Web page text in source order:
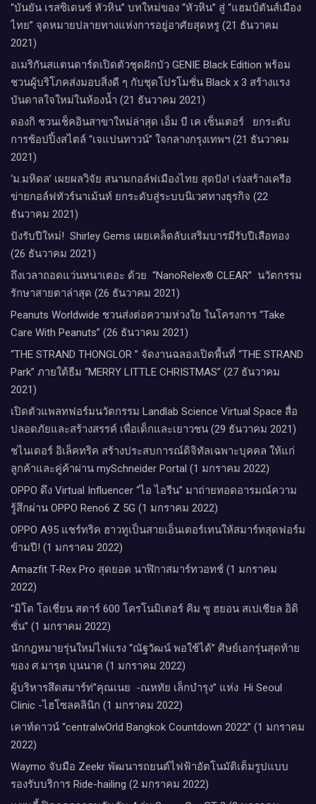
“บันยัน เรสซิเดนซ์ หัวหิน” บทใหม่ของ “หัวหิน” สู่ “แฮมป์ตันส์เมือง
ไทย” จุดหมายปลายทางแห่งการอยู่อาศัยสุดหรู (21 ธันวาคม
2021)
อเมริกันสแตนดาร์ดเปิดตัวชุดฝักบัว GENIE Black Edition พร้อม
ชวนผู้บริโภคส่งมอบสิ่งดี ๆ กับชุดโปรโมชั่น Black x 3 สร้างแรง
บันดาลใจใหม่ในห้องน้ำ (21 ธันวาคม 2021)
ดองกิ ชวนเช็คอินสาขาใหม่ล่าสุด เอ็ม บี เค เซ็นเตอร์ ยกระดับ
การช้อปปิ้งสไตล์ “เจแปนทาวน์” ใจกลางกรุงเทพฯ (21 ธันวาคม
2021)
‘ม.มหิดล’ เผยผลวิจัย สนามกอล์ฟเมืองไทย สุดปัง! เร่งสร้างเครือ
ข่ายกอล์ฟทัวร์นาเม้นท์ ยกระดับสู่ระบบนิเวศทางธุรกิจ (22
ธันวาคม 2021)
ปังรับปีใหม่​! ​ Shirley Gems เผยเคล็ดลับ​เสริมบารมีรับปีเสือทอง
(26 ธันวาคม 2021)
ถึงเวลาถอดแว่นหนาเตอะ ด้วย “NanoRelex® CLEAR” นวัตกรรม
รักษาสายตาล่าสุด (26 ธันวาคม 2021)
Peanuts Worldwide ชวนส่งต่อความห่วงใย​ ​ในโครงการ “Take
Care With Peanuts” (26 ธันวาคม 2021)
“THE STRAND THONGLOR ” จัดงานฉลองเปิดพื้นที่ “THE STRAND
Park” ภายใต้ธีม “MERRY LITTLE CHRISTMAS” (27 ธันวาคม
2021)
เปิดตัวแพลทฟอร์มนวัตกรรม Landlab Science Virtual Space สื่อ
ปลอดภัยและสร้างสรรค์ เพื่อเด็กและเยาวชน (29 ธันวาคม 2021)
ชไนเดอร์ อิเล็คทริค สร้างประสบการณ์ดิจิทัลเฉพาะบุคคล ให้แก่
ลูกค้าและคู่ค้าผ่าน mySchneider Portal (1 มกราคม 2022)
OPPO ดึง Virtual Influencer “ไอ ไอรีน” มาถ่ายทอดอารมณ์ความ
รู้สึกผ่าน OPPO Reno6 Z 5G (1 มกราคม 2022)
OPPO A95 แชร์ทริค ฮาวทูเป็นสายเอ็นเตอร์เทนให้สมาร์ทสุดฟอร์ม
ข้ามปี! (1 มกราคม 2022)
Amazfit T-Rex Pro สุดยอด นาฬิกาสมาร์ทวอทช์ (1 มกราคม
2022)
“มิโด โอเชี่ยน สตาร์ 600 โครโนมิเตอร์ คิม ซู ฮยอน สเปเชียล อิดิ
ชั่น” (1 มกราคม 2022)
นักกฎหมายรุ่นใหม่ไฟแรง “ณัฐวัฒน์ พอใช้ได้” ศิษย์เอกรุ่นสุดท้าย
ของ ศ.มารุต บุนนาค (1 มกราคม 2022)
ผู้บริหารสึดสมาร์ท่”คุณเนย -ณหทัย เล็กบำรุง” แห่ง Hi Seoul
Clinic -ไฮโซลคลินิก (1 มกราคม 2022)
เคาท์ดาวน์​ “centralwOrld Bangkok Countdown 2022” (1 มกราคม
2022)
Waymo จับมือ Zeekr พัฒนารถยนต์ไฟฟ้าอัตโนมัติเต็มรูปแบบ
รองรับบริการ Ride-hailing (2 มกราคม 2022)